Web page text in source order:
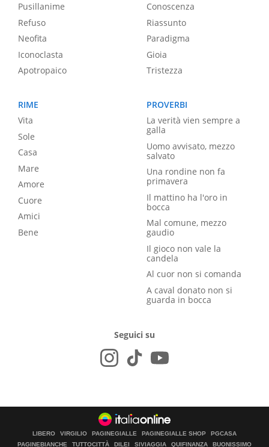
Pusillanime
Refuso
Neofita
Iconoclasta
Apotropaico
Conoscenza
Riassunto
Paradigma
Gioia
Tristezza
RIME
Vita
Sole
Casa
Mare
Amore
Cuore
Amici
Bene
PROVERBI
La verità vien sempre a
galla
Uomo avvisato, mezzo
salvato
Una rondine non fa
primavera
Il mattino ha l'oro in
bocca
Mal comune, mezzo
gaudio
Il gioco non vale la
candela
Al cuor non si comanda
A caval donato non si
guarda in bocca
Seguici su
LIBERO VIRGILIO PAGINEGIALLE PAGINEGIALLE SHOP
PGCASA
PAGINEBIANCHE
TUTTOCITTÀ DILEI SIVIAGGIA QUIFINANZA BUONISSIMO